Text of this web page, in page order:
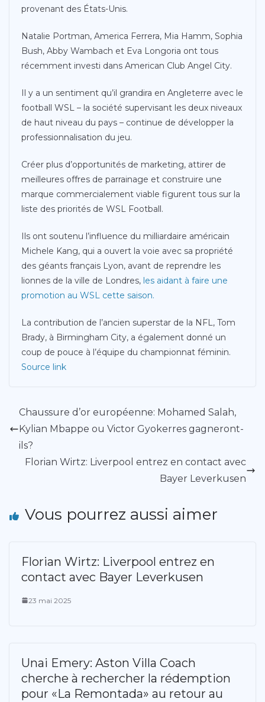
provenant des États-Unis.
Natalie Portman, America Ferrera, Mia Hamm, Sophia
Bush, Abby Wambach et Eva Longoria ont tous
récemment investi dans American Club Angel City.
Il y a un sentiment qu’il grandira en Angleterre avec le
football WSL – la société supervisant les deux niveaux
de haut niveau du pays – continue de développer la
professionnalisation du jeu.
Créer plus d’opportunités de marketing, attirer de
meilleures offres de parrainage et construire une
marque commercialement viable figurent tous sur la
liste des priorités de WSL Football.
Ils ont soutenu l’influence du milliardaire américain
Michele Kang, qui a ouvert la voie avec sa propriété
des géants français Lyon, avant de reprendre les
lionnes de la ville de Londres, les aidant à faire une
promotion au WSL cette saison.
La contribution de l’ancien superstar de la NFL, Tom
Brady, à Birmingham City, a également donné un
coup de pouce à l’équipe du championnat féminin.
Source link
Chaussure d’or européenne: Mohamed Salah,
Kylian Mbappe ou Victor Gyokerres gagneront-
ils?
Florian Wirtz: Liverpool entrez en contact avec
Bayer Leverkusen
Vous pourrez aussi aimer
Florian Wirtz: Liverpool entrez en
contact avec Bayer Leverkusen
23 mai 2025
Unai Emery: Aston Villa Coach
cherche à rechercher la rédemption
pour «La Remontada» au retour au